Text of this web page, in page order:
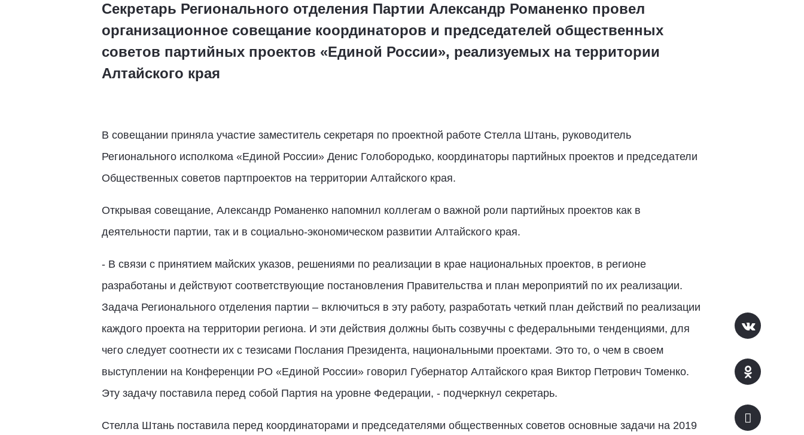
Секретарь Регионального отделения Партии Александр Романенко провел
организационное совещание координаторов и председателей общественных
советов партийных проектов «Единой России», реализуемых на территории
Алтайского края
В совещании приняла участие заместитель секретаря по проектной работе Стелла Штань, руководитель
Регионального исполкома «Единой России» Денис Голобородько, координаторы партийных проектов и председатели
Общественных советов партпроектов на территории Алтайского края.
Открывая совещание, Александр Романенко напомнил коллегам о важной роли партийных проектов как в
деятельности партии, так и в социально-экономическом развитии Алтайского края.
- В связи с принятием майских указов, решениями по реализации в крае национальных проектов, в регионе
разработаны и действуют соответствующие постановления Правительства и план мероприятий по их реализации.
Задача Регионального отделения партии – включиться в эту работу, разработать четкий план действий по реализации
каждого проекта на территории региона. И эти действия должны быть созвучны с федеральными тенденциями, для
чего следует соотнести их с тезисами Послания Президента, национальными проектами. Это то, о чем в своем
выступлении на Конференции РО «Единой России» говорил Губернатор Алтайского края Виктор Петрович Томенко.
Эту задачу поставила перед собой Партия на уровне Федерации, - подчеркнул секретарь.
Стелла Штань поставила перед координаторами и председателями общественных советов основные задачи на 2019